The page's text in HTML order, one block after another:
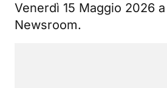
Venerdì 15 Maggio 2026
Newsroom.